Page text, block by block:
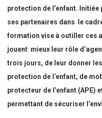
protection de l’enfant.
ses partenaires dans le
formation vise à outiller ces
jouent mieux leur rôle
trois jours, de leur donner
protection de l’enfant, de
protecteur de l’enfant (APE)
permettant de sécuriser